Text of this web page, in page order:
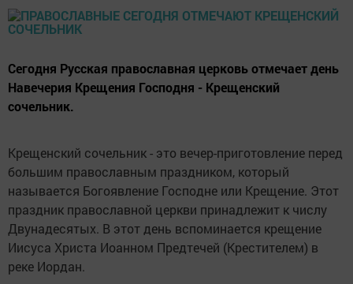
Сегодня Русская православная церковь отмечает день
Навечерия Крещения Господня - Крещенский
сочельник.
Крещенский сочельник - это вечер-приготовление перед
большим православным праздником, который
называется Богоявление Господне или Крещение. Этот
праздник православной церкви принадлежит к числу
Двунадесятых. В этот день вспоминается крещение
Иисуса Христа Иоанном Предтечей (Крестителем) в
реке Иордан.